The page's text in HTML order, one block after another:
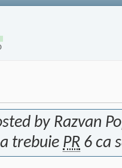
by Razvan
trebuie PR 6 ca